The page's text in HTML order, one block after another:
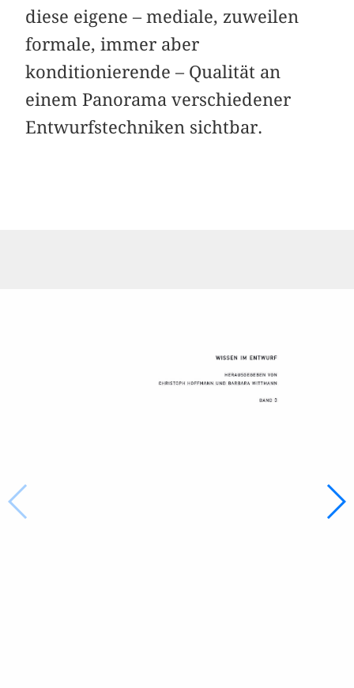
diese eigene – mediale, zuweilen
formale, immer aber
konditionierende – Qualität an
einem Panorama verschiedener
Entwurfstechniken sichtbar.